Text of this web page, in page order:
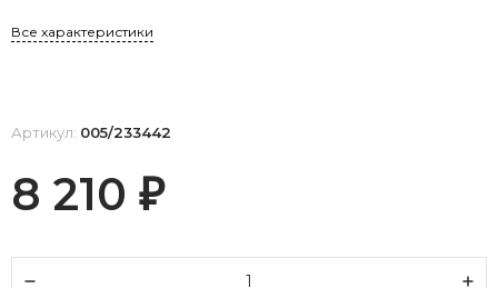
Все характеристики
Артикул: 005/233442
8 210 ₽